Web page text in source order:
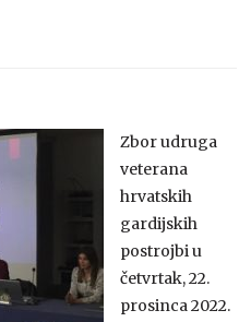
Zbor udruga
veterana
hrvatskih
gardijskih
postrojbi u
četvrtak, 22.
prosinca 2022.